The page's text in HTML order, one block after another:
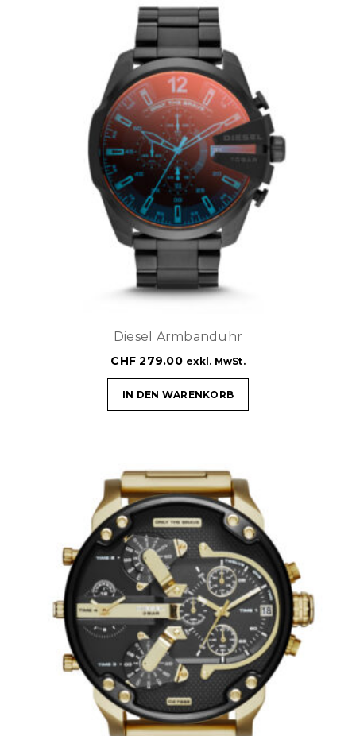
Diesel Armbanduhr
CHF 279.00 exkl. MwSt.
IN DEN WARENKORB